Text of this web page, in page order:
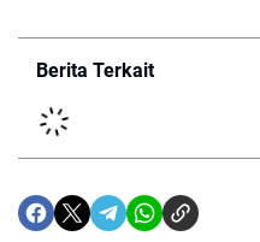
Berita Terkait